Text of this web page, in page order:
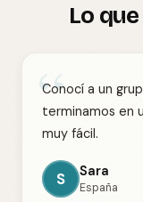
Lo
“
Conocí a un
terminamos en
muy fácil.
S Sara
España